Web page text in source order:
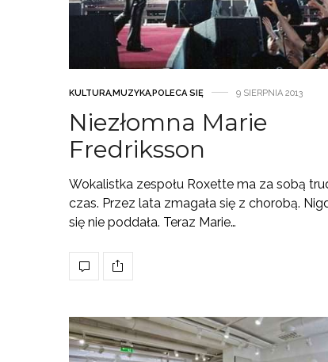
KULTURA,MUZYKA,POLECA SIĘ 9 SIERPNIA 2013
Niezłomna Marie
Fredriksson
Wokalistka zespołu Roxette ma za sobą
czas. Przez lata zmagała się z chorobą.
się nie poddała. Teraz Marie…